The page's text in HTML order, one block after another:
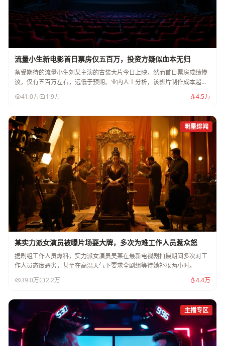
流量小生新电影首日票房仅五百万，投资方疑似血本无归
备受期待的流量小生刘某主演的古装大片今日上映，然而首日票房成绩惨
淡，仅有五百万左右，远低于预期。业内人士分析，该影片制作成本超过
两亿，投资方恐将血本无归。
41.0万 1.9万 4.5万
明星绯闻
某实力派女演员被曝片场耍大牌，多次为难工作人员惹众怒
据剧组工作人员爆料，实力派女演员吴某在最新电视剧拍摄期间多次对工
作人员态度恶劣，甚至在高温天气下要求全剧组等待她补妆两小时。
39.0万
2.2万 4.4万
主播专区